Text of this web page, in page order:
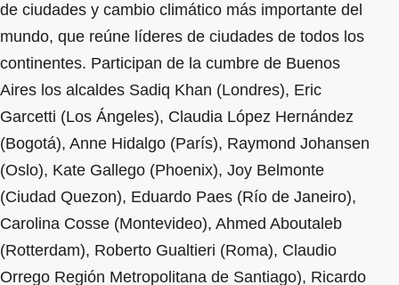
de ciudades y cambio climático más importante del
mundo, que reúne líderes de ciudades de todos los
continentes. Participan de la cumbre de Buenos
Aires los alcaldes Sadiq Khan (Londres), Eric
Garcetti (Los Ángeles), Claudia López Hernández
(Bogotá), Anne Hidalgo (París), Raymond Johansen
(Oslo), Kate Gallego (Phoenix), Joy Belmonte
(Ciudad Quezon), Eduardo Paes (Río de Janeiro),
Carolina Cosse (Montevideo), Ahmed Aboutaleb
(Rotterdam), Roberto Gualtieri (Roma), Claudio
Orrego Región Metropolitana de Santiago), Ricardo